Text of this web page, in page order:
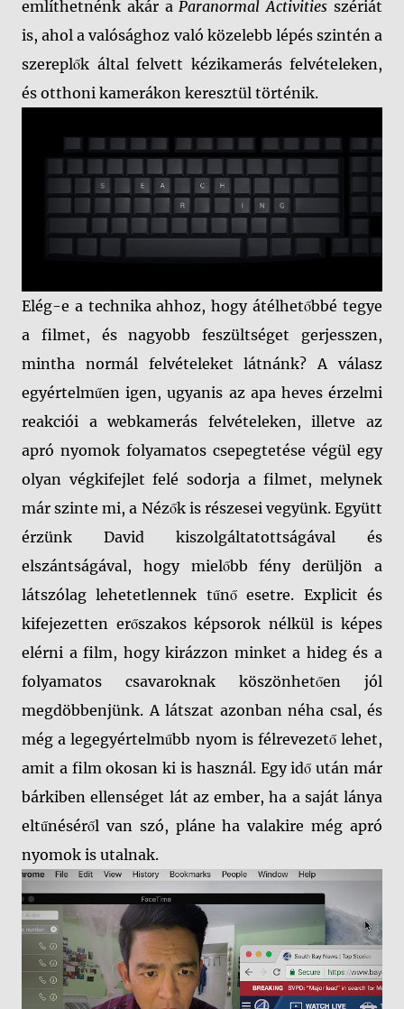
említhetnénk akár aParanormal Activities szériát
is, ahol a valósághoz való közelebb lépés szintén a
szereplők által felvett kézikamerás felvételeken,
és otthoni kamerákon keresztül történik.
Elég-e a technika ahhoz, hogy átélhetőbbé tegye
a filmet, és nagyobb feszültséget gerjesszen,
mintha normál felvételeket látnánk? A válasz
egyértelműen igen, ugyanis az apa heves érzelmi
reakciói a webkamerás felvételeken, illetve az
apró nyomok folyamatos csepegtetése végül egy
olyan végkifejlet felé sodorja a filmet, melynek
már szinte mi, a Nézők is részesei vegyünk. Együtt
érzünk David kiszolgáltatottságával és
elszántságával, hogy mielőbb fény derüljön a
látszólag lehetetlennek tűnő esetre. Explicit és
kifejezetten erőszakos képsorok nélkül is képes
elérni a film, hogy kirázzon minket a hideg és a
folyamatos csavaroknak köszönhetően jól
megdöbbenjünk. A látszat azonban néha csal, és
még a legegyértelműbb nyom is félrevezető lehet,
amit a film okosan ki is használ. Egy idő után már
bárkiben ellenséget lát az ember, ha a saját lánya
eltűnéséről van szó, pláne ha valakire még apró
nyomok is utalnak.